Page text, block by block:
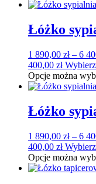
Łóżko
1 890,00 zł – 6
400,00 zł
Opcje można
Łóżko
1 890,00 zł – 6
400,00 zł
Opcje można